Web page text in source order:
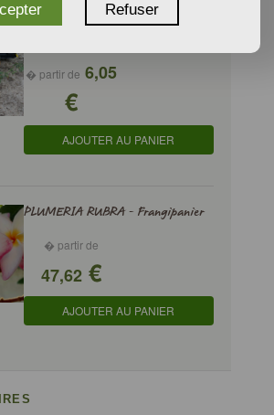
LOTUS BERTHELOTII - Lotier, Bec de
� partir de 6,05
€
AJOUTER AU PANIER
PLUMERIA RUBRA - Frangipanier
� partir de
47,62€
AJOUTER AU PANIER
Refuser